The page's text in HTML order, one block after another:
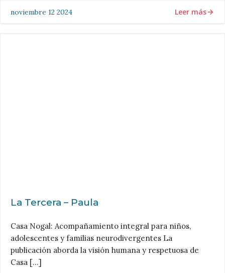
noviembre 12 2024 Leer más
La Tercera – Paula
Casa Nogal: Acompañamiento integral para niños,
adolescentes y familias neurodivergentes La
publicación aborda la visión humana y respetuosa de
Casa […]